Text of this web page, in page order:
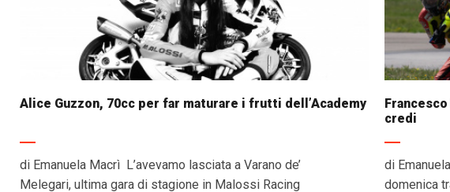
Alice Guzzon, 70cc per far maturare i frutti dell’Academy
di Emanuela Macrì L’avevamo lasciata a Varano de’
Melegari, ultima gara di stagione in Malossi Racing
credi
di
domenica